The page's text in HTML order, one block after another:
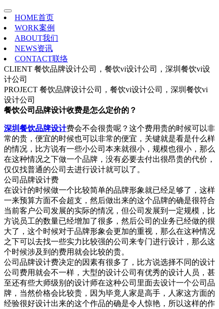
HOME首页
WORK案例
ABOUT我们
NEWS资讯
CONTACT联络
CLIENT 餐饮品牌设计公司，餐饮vi设计公司，深圳餐饮vi设
计公司
PROJECT 餐饮品牌设计公司，餐饮vi设计公司，深圳餐饮vi
设计公司
餐饮公司品牌设计收费是怎么定价的？
深圳餐饮品牌设计费会不会很贵呢？这个费用贵的时候可以非
常的贵，便宜的时候也可以非常的便宜，关键就是看是什么样
的情况，比方说有一些小公司本来就很小，规模也很小，那么
在这种情况之下做一个品牌，没有必要去付出很昂贵的代价，
仅仅找普通的公司去进行设计就可以了。
公司品牌设计费
在设计的时候做一个比较简单的品牌形象就已经足够了，这样
一来预算方面不会超支，然后做出来的这个品牌的确是很符合
当前客户公司发展的实际的情况，但公司发展到一定规模，比
方说员工的数量已经增加了很多，然后公司的业务已经做的很
大了，这个时候对于品牌形象会更加的重视，那么在这种情况
之下可以去找一些实力比较强的公司来专门进行设计，那么这
个时候涉及到的费用就会比较的贵。
公司品牌设计费决定的因素有很多了，比方说选择不同的设计
公司费用就会不一样，大型的设计公司有优秀的设计人员，甚
至还有些大师级别的设计师在这种公司里面去设计一个公司品
牌，当然价格会比较贵，因为毕竟人家是高手，人家这方面的
经验很好设计出来的这个作品的确是令人惊艳，所以这样的作